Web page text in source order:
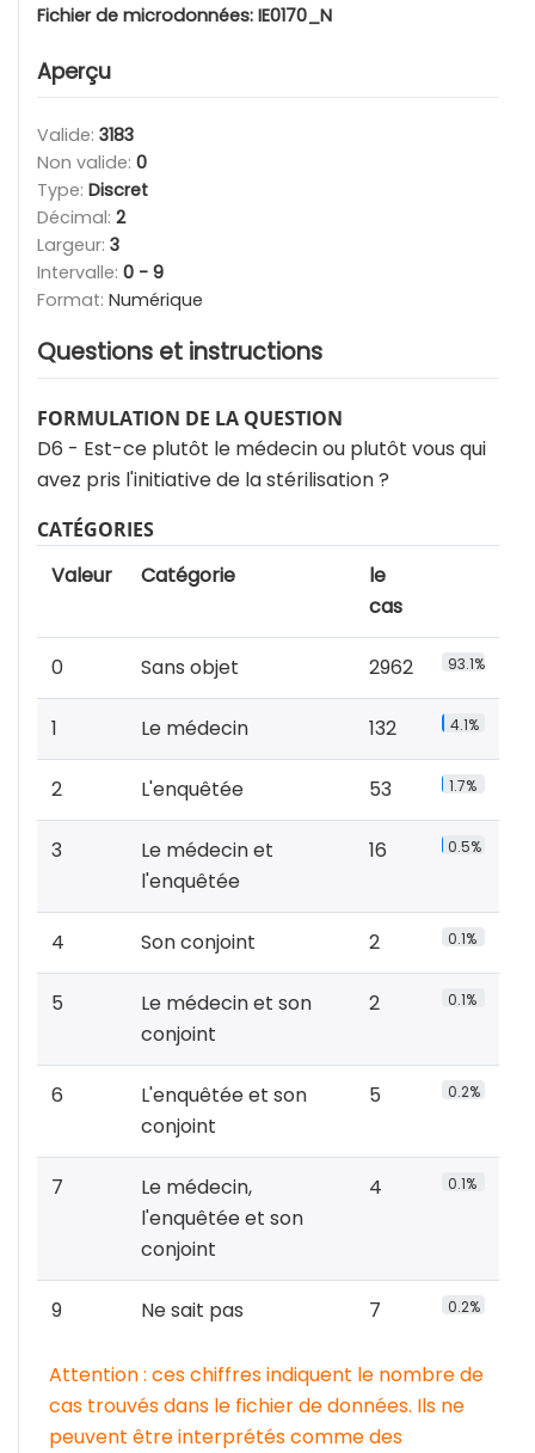
Fichier de microdonnées: IE0170_N
Aperçu
Valide: 3183
Non valide: 0
Type: Discret
Décimal: 2
Largeur: 3
Intervalle: 0 - 9
Format: Numérique
Questions et instructions
FORMULATION DE LA QUESTION
D6 - Est-ce plutôt le médecin ou plutôt vous qui
avez pris l'initiative de la stérilisation ?
CATÉGORIES
Valeur Catégorie
le
cas
0 Sans objet 2962 93.1%
1 Le médecin 132 4.1%
2 L'enquêtée 53 1.7%
3
Le médecin et
l'enquêtée
16 0.5%
4 Son conjoint 2 0.1%
5
Le médecin et son
conjoint
2 0.1%
6
L'enquêtée et son
conjoint
5 0.2%
7
Le médecin,
l'enquêtée et son
conjoint
4 0.1%
9 Ne sait pas 7 0.2%
Attention : ces chiffres indiquent le nombre de
cas trouvés dans le fichier de données. Ils ne
peuvent être interprétés comme des